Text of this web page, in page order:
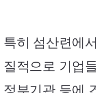
특히 섬산련에
질적으로 기업